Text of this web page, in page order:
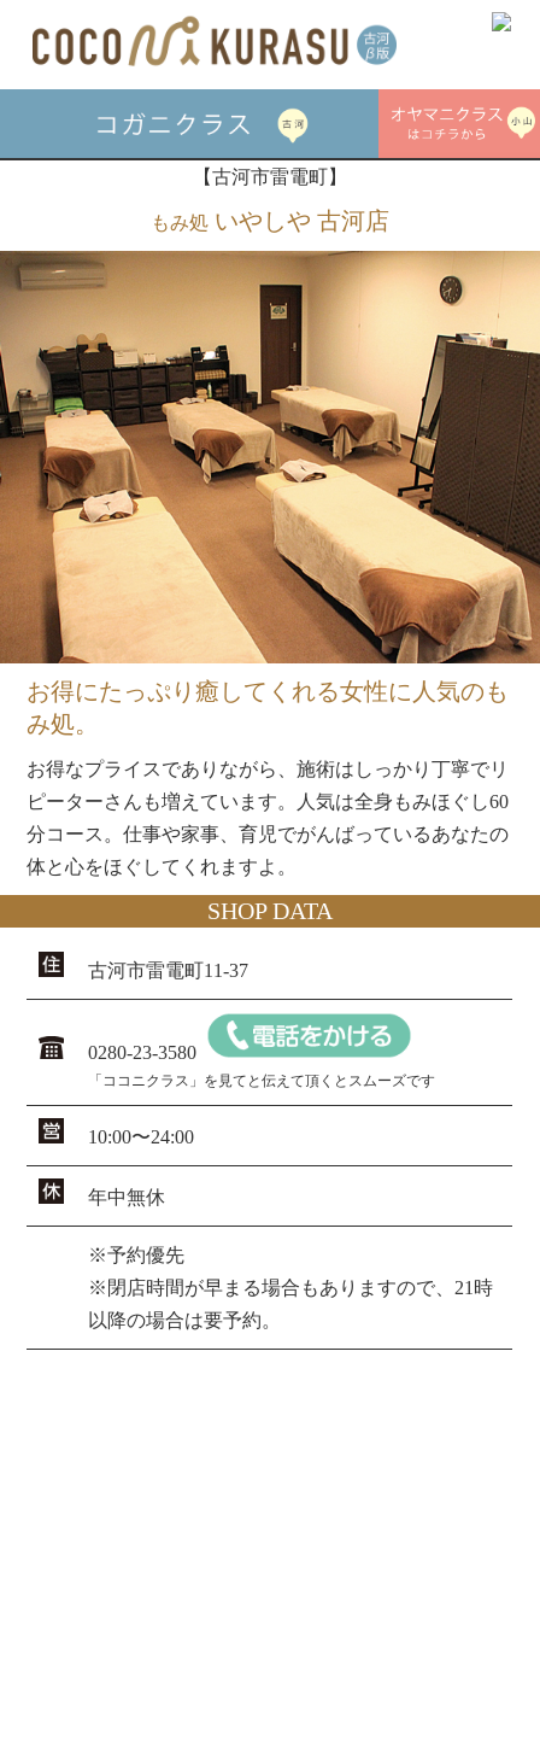
【古河市雷電町】
もみ処 いやしや 古河店
お得にたっぷり癒してくれる女性に人気のも
み処。
お得なプライスでありながら、施術はしっかり丁寧でリ
ピーターさんも増えています。人気は全身もみほぐし60
分コース。仕事や家事、育児でがんばっているあなたの
体と心をほぐしてくれますよ。
SHOP DATA
古河市雷電町11-37
0280-23-3580
「ココニクラス」を見てと伝えて頂くとスムーズです
10:00〜24:00
年中無休
※予約優先
※閉店時間が早まる場合もありますので、21時
以降の場合は要予約。